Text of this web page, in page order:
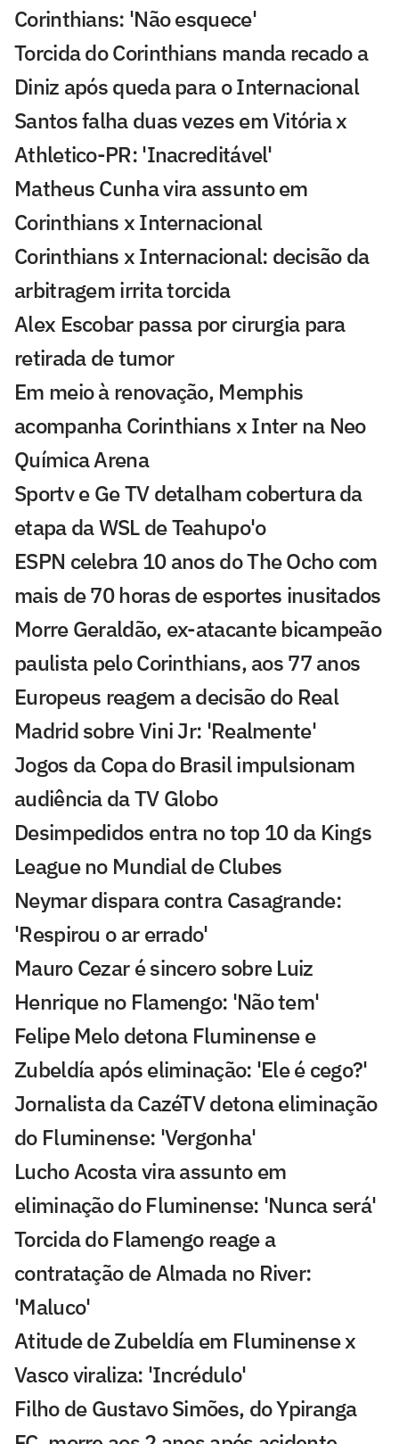
Corinthians: 'Não esquece'
Torcida do Corinthians manda recado a
Diniz após queda para o Internacional
Santos falha duas vezes em Vitória x
Athletico-PR: 'Inacreditável'
Matheus Cunha vira assunto em
Corinthians x Internacional
Corinthians x Internacional: decisão da
arbitragem irrita torcida
Alex Escobar passa por cirurgia para
retirada de tumor
Em meio à renovação, Memphis
acompanha Corinthians x Inter na Neo
Química Arena
Sportv e Ge TV detalham cobertura da
etapa da WSL de Teahupo'o
ESPN celebra 10 anos do The Ocho com
mais de 70 horas de esportes inusitados
Morre Geraldão, ex-atacante bicampeão
paulista pelo Corinthians, aos 77 anos
Europeus reagem a decisão do Real
Madrid sobre Vini Jr: 'Realmente'
Jogos da Copa do Brasil impulsionam
audiência da TV Globo
Desimpedidos entra no top 10 da Kings
League no Mundial de Clubes
Neymar dispara contra Casagrande:
'Respirou o ar errado'
Mauro Cezar é sincero sobre Luiz
Henrique no Flamengo: 'Não tem'
Felipe Melo detona Fluminense e
Zubeldía após eliminação: 'Ele é cego?'
Jornalista da CazéTV detona eliminação
do Fluminense: 'Vergonha'
Lucho Acosta vira assunto em
eliminação do Fluminense: 'Nunca será'
Torcida do Flamengo reage a
contratação de Almada no River:
'Maluco'
Atitude de Zubeldía em Fluminense x
Vasco viraliza: 'Incrédulo'
Filho de Gustavo Simões, do Ypiranga